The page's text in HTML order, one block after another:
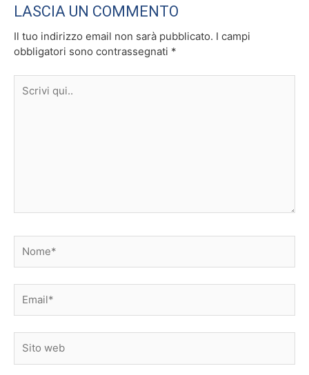
LASCIA UN COMMENTO
Il tuo indirizzo email non sarà pubblicato. I campi
obbligatori sono contrassegnati *
qui..
web